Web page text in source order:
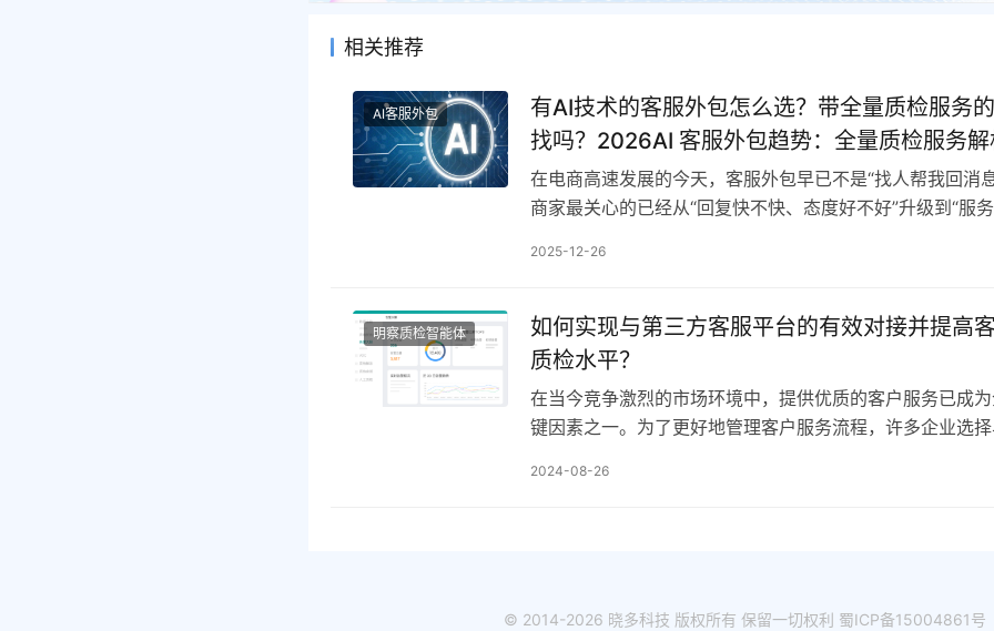
相关推荐
AI客服外包
有AI技术的客服外包怎么选？带全量质检服务
找吗？2026AI 客服外包趋势：全量质检服务解
在电商高速发展的今天，客服外包早已不是“找人帮我回消息
商家最关心的已经从“回复快不快、态度好不好”升级到“服
2025-12-26
明察质检智能体
如何实现与第三方客服平台的有效对接并提高
质检水平？
在当今竞争激烈的市场环境中，提供优质的客户服务已成
键因素之一。为了更好地管理客户服务流程，许多企业选
2024-08-26
© 2014-2026 晓多科技 版权所有 保留一切权利 蜀ICP备15004861号